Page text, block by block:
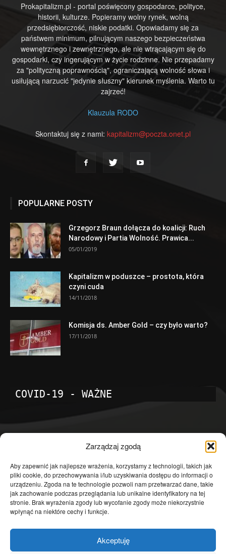
Zarządzaj zgodą
Aby zapewnić jak najlepsze wrażenia, korzystamy z technologii, takich jak
pliki cookie, do przechowywania i/lub uzyskiwania dostępu do informacji o
urządzeniu. Zgoda na te technologie pozwoli nam przetwarzać dane, takie
jak zachowanie podczas przeglądania lub unikalne identyfikatory na tej
stronie. Brak wyrażenia zgody lub wycofanie zgody może niekorzystnie
wpłynąć na niektóre cechy i funkcje.
Akceptuję
Prokapitalizm.pl - portal poświęcony gospodarce, polityce,
historii, kulturze. Popieramy wolny rynek, wolną
przedsiębiorczość, niskie podatki. Opowiadamy się za
państwem minimum, pilnującym naszego bezpieczeństwa
wewnętrznego i zewnętrznego, ale nie wtrącającym się do
gospodarki, czy ingerującym w życie rodzinne. Nie przepadamy
za "polityczną poprawnością", ograniczającą wolność słowa i
usiłującą narzucić "jedynie słuszny" kierunek myślenia. Warto tu
zajrzeć!
Klauzula RODO
Skontaktuj się z nami: kapitalizm@poczta.onet.pl
POPULARNE POSTY
Grzegorz Braun dołącza do koalicji: Ruch
Narodowy i Partia Wolność. Prawica...
05/01/2019
Kapitalizm w poduszce – prostota, która
czyni cuda
14/11/2018
Komisja ds. Amber Gold – czy było warto?
17/11/2018
COVID-19 - WAŻNE
Temat dnia
4601
Publicystyka
4363
Polityka
3639
Polska
Społeczeństwo
2823